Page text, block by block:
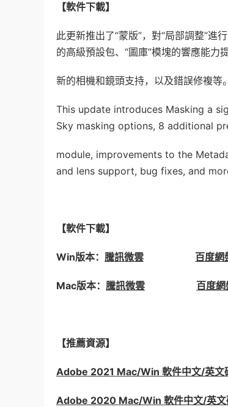
【軟件下載】
此更新推出了“蒙版”，對“局部調整”進
的高級預設包、“圖庫”模塊的響應能力
新的相機和鏡頭支持，以及錯誤修複等。
This update introduces Masking a
Sky masking options, 8 additional
module, improvements to the
and lens support, bug fixes, and
【軟件下載】
Win版本： 騰訊微雲 百度網
Mac版本： 騰訊微雲 百度網
【推薦資源】
Adobe 2021 Mac/Win 軟件中文/英文
Adobe 2020 Mac/Win 軟件中文/英文